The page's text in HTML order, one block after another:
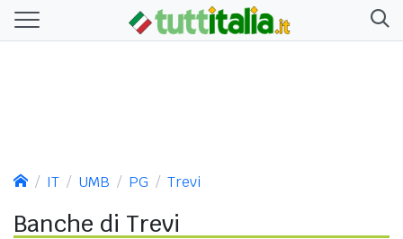
IT UMB PG Trevi
Banche di Trevi